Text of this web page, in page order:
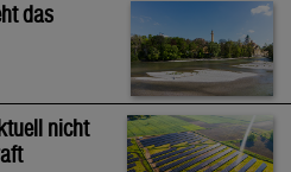
das
nicht